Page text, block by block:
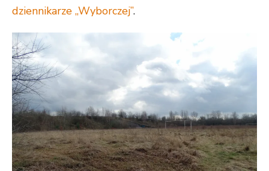
dziennikarze „Wyborczej”.